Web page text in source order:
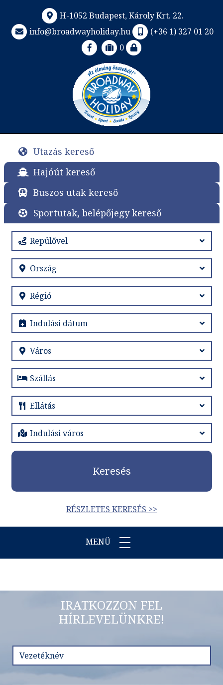
H-1052 Budapest, Károly Krt. 22.
info@broadwayholiday.hu
(+36 1) 327 01 20
0
Utazás kereső
Hajóút kereső
Buszos utak kereső
Sportutak, belépőjegy kereső
Keresés
RÉSZLETES KERESÉS >>
MENÜ
IRATKOZZON FEL
HÍRLEVELÜNKRE!